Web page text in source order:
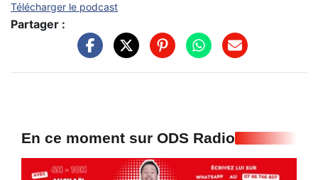
Télécharger le podcast
Partager :
En ce moment sur ODS Radio